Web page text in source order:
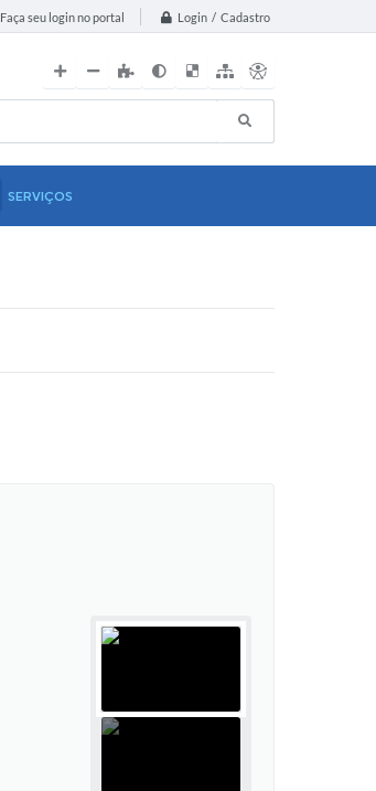
Faça seu login no portal Login / Cadastro
SERVIÇOS